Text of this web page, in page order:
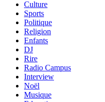
Culture
Sports
Politique
Religion
Enfants
DJ
Rire
Radio Campus
Interview
Noël
Musique